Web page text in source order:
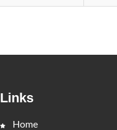
Links
Home